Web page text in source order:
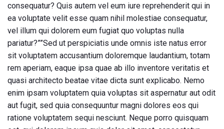
consequatur? Quis autem vel eum iure reprehenderit qui in
ea voluptate velit esse quam nihil molestiae consequatur,
vel illum qui dolorem eum fugiat quo voluptas nulla
pariatur?””Sed ut perspiciatis unde omnis iste natus error
sit voluptatem accusantium doloremque laudantium, totam
rem aperiam, eaque ipsa quae ab illo inventore veritatis et
quasi architecto beatae vitae dicta sunt explicabo. Nemo
enim ipsam voluptatem quia voluptas sit aspernatur aut odit
aut fugit, sed quia consequuntur magni dolores eos qui
ratione voluptatem sequi nesciunt. Neque porro quisquam